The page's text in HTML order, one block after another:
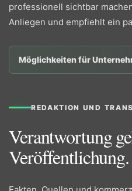
professionell sichtbar
Anliegen und empfiehlt ein
Möglichkeiten für
REDAKTION UND
Verantwortung
Veröffentlichung.